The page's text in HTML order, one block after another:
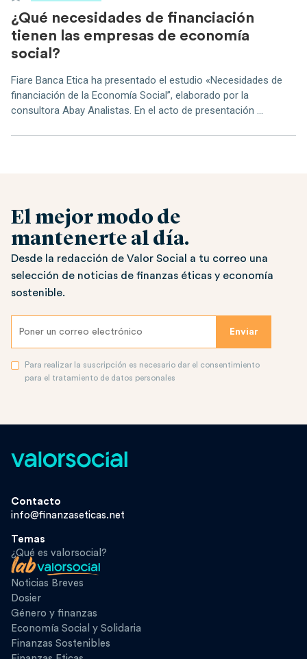
¿Qué necesidades de financiación
tienen las empresas de economía
social?
Fiare Banca Etica ha presentado el estudio «Necesidades de
financiación de la Economía Social”, elaborado por la
consultora Abay Analistas. En el acto de presentación ...
El mejor modo de
mantenerte al día.
Desde la redacción de Valor Social a tu correo una
selección de noticias de finanzas éticas y economía
sostenible.
Para realizar la suscripción es necesario dar el consentimiento
para el tratamiento de datos personales
Contacto
info@finanzaseticas.net
Temas
¿Qué es valorsocial?
Noticias Breves
Dosier
Género y finanzas
Economía Social y Solidaria
Finanzas Sostenibles